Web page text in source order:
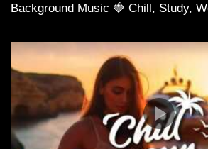
Background Music 🍓 Chill, Study,